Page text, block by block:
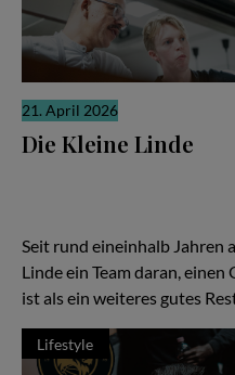
21. April 2026
Die Kleine Linde
Seit rund eineinhalb Jahren
Linde ein Team daran,
ist als ein weiteres gutes
Lifestyle